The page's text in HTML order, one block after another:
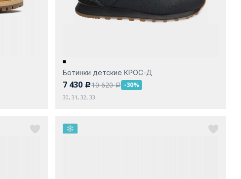
Ботинки детские КРОС-Д
7 430 c10 620a -30%
30, 31, 32, 33